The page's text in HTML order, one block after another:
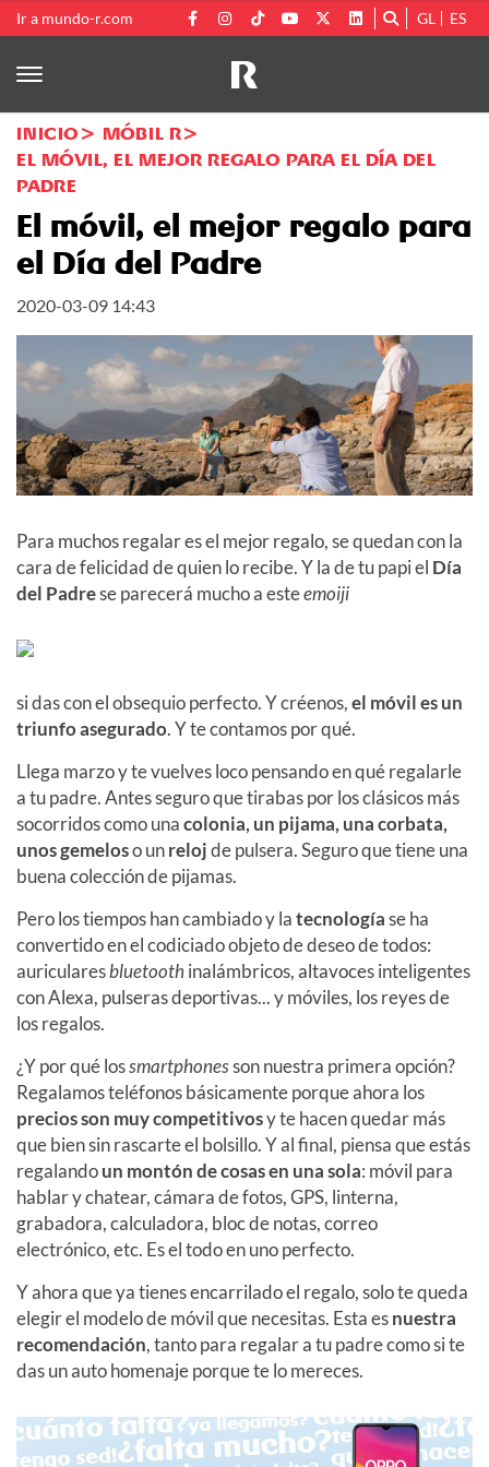
Ir a mundo-r.com GL ES
INICIO
MÓBIL R
EL MÓVIL, EL MEJOR REGALO PARA EL DÍA DEL
PADRE
El móvil, el mejor regalo para
el Día del Padre
2020-03-09 14:43
Para muchos regalar es el mejor regalo, se quedan con la
cara de felicidad de quien lo recibe. Y la de tu papi el Día
del Padrese parecerá mucho a esteemoiji
si das con el obsequio perfecto. Y créenos,el móvil es un
triunfo asegurado. Y te contamos por qué.
Llega marzo y te vuelves loco pensando en qué regalarle
a tu padre. Antes seguro que tirabas por los clásicos más
socorridos como unacolonia, un pijama, una corbata,
unos gemeloso unrelojde pulsera. Seguro que tiene una
buena colección de pijamas.
Pero los tiempos han cambiado y latecnologíase ha
convertido en el codiciado objeto de deseo de todos:
auricularesbluetoothinalámbricos, altavoces inteligentes
con Alexa, pulseras deportivas... y móviles, los reyes de
los regalos.
¿Y por qué lossmartphonesson nuestra primera opción?
Regalamos teléfonos básicamente porque ahora los
precios son muy competitivosy te hacen quedar más
que bien sin rascarte el bolsillo. Y al final, piensa que estás
regalandoun montón de cosas en una sola: móvil para
hablar y chatear, cámara de fotos, GPS, linterna,
grabadora, calculadora, bloc de notas, correo
electrónico, etc. Es el todo en uno perfecto.
Y ahora que ya tienes encarrilado el regalo, solo te queda
elegir el modelo de móvil que necesitas. Esta esnuestra
recomendación, tanto para regalar a tu padre como si te
das un auto homenaje porque te lo mereces.